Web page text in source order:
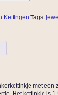
Kettingen Tags:
met een
Het kettinkje is